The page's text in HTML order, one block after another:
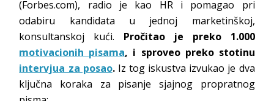
(Forbes.com), radio je kao HR i pomagao pri
odabiru kandidata u jednoj marketinškoj,
konsultanskoj kući. Pročitao je preko 1.000
motivacionih pisama, i sproveo preko stotinu
intervjua za posao.Iz tog iskustva izvukao je dva
ključna koraka za pisanje sjajnog propratnog